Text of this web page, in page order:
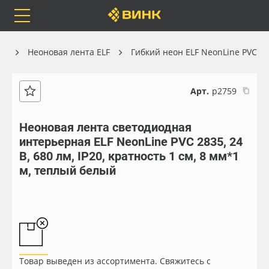
Orafol
Оплата
Рулонные материалы
Чернила
Неоновая лента ELF Гибкий неон ELF NeonLine PVC
Арт. р2759
Неоновая лента светодиодная
интерьерная ELF NeonLine PVC 2835, 24
В, 680 лм, IP20, кратность 1 см, 8 мм*1
м, теплый белый
Товар выведен из ассортимента. Свяжитесь с